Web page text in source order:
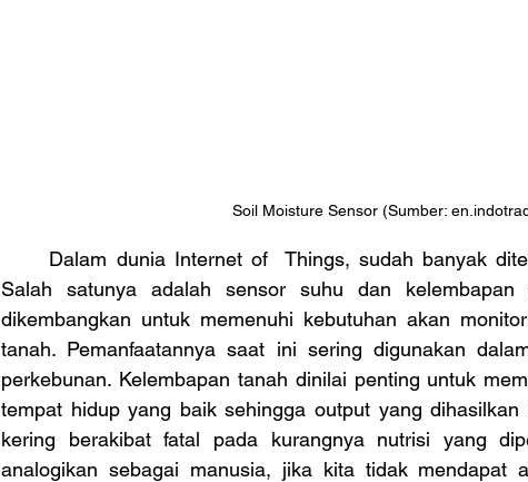
Soil Moisture Sensor (Sumber:
Salah satunya adalah sensor suhu dan
dikembangkan untuk memenuhi kebutuhan akan
tanah. Pemanfaatannya saat ini sering digunakan
perkebunan. Kelembapan tanah dinilai penting untuk
tempat hidup yang baik sehingga output yang
kering berakibat fatal pada kurangnya nutrisi yang
analogikan sebagai manusia, jika kita tidak mendapat